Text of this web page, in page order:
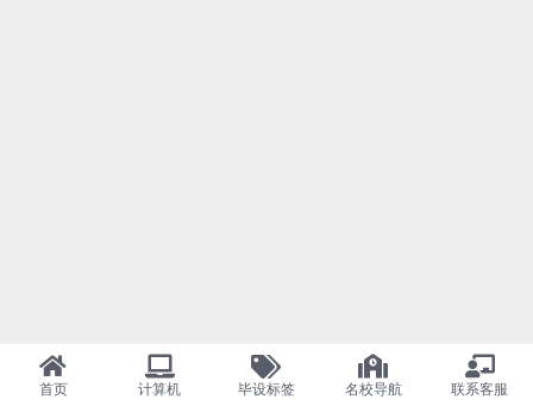
首页 计算机 毕设标签 名校导航 联系客服